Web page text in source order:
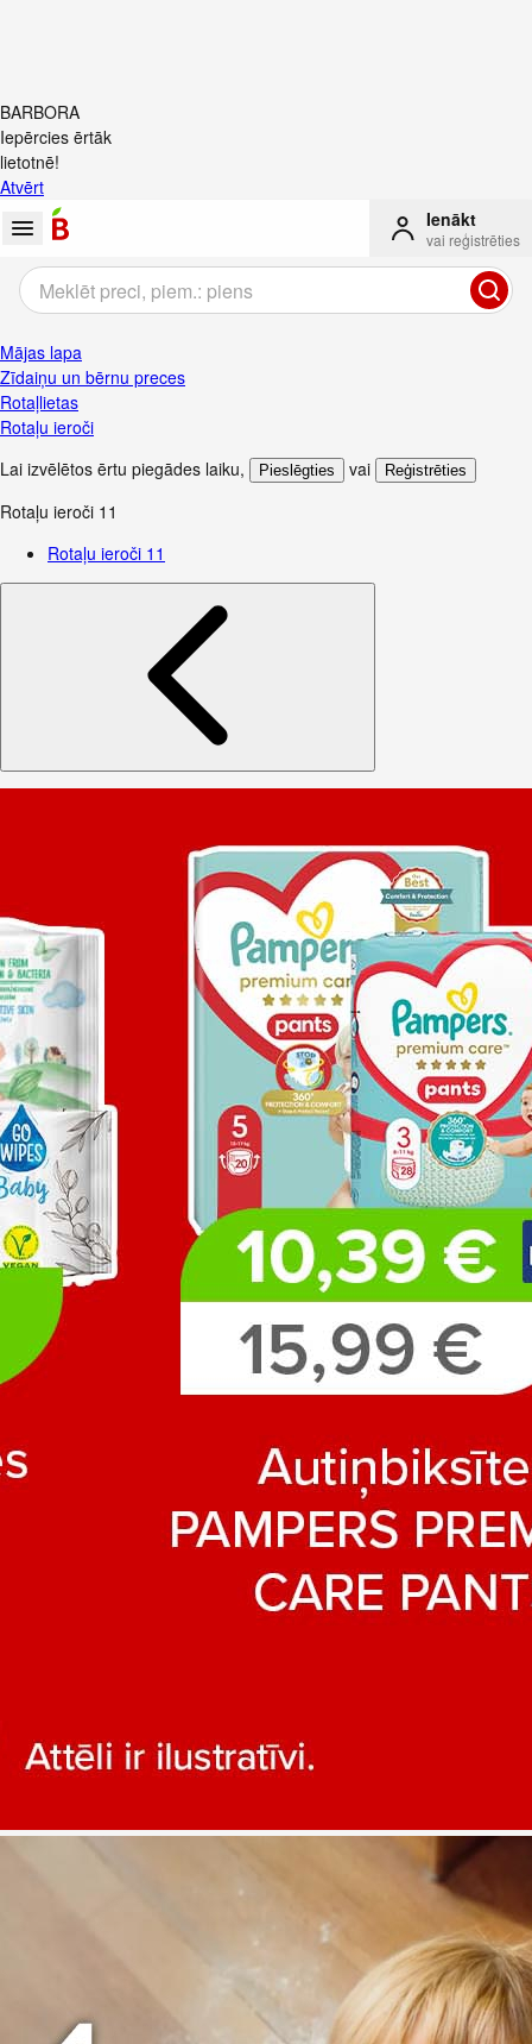
BARBORA
Iepērcies ērtāk
lietotnē!
Atvērt
Ienākt
vai reģistrēties
Mājas lapa
Zīdaiņu un bērnu preces
Rotaļlietas
Rotaļu ieroči
Lai izvēlētos ērtu piegādes laiku, Pieslēgties vai Reģistrēties
Rotaļu ieroči 11
Rotaļu ieroči 11